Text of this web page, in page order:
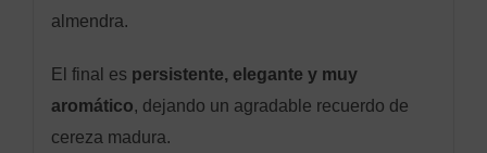
almendra.
El final es persistente, elegante y muy
aromático, dejando un agradable recuerdo de
cereza madura.